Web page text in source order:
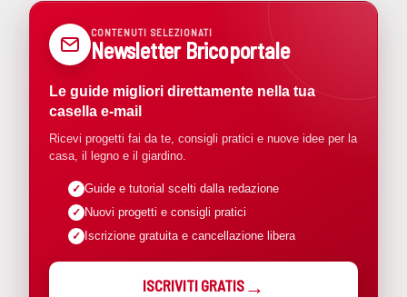
CONTENUTI SELEZIONATI
Newsletter Bricoportale
Le guide migliori direttamente nella tua
casella e-mail
Ricevi progetti fai da te, consigli pratici e nuove idee per la
casa, il legno e il giardino.
Guide e tutorial scelti dalla redazione
Nuovi progetti e consigli pratici
Iscrizione gratuita e cancellazione libera
ISCRIVITI GRATIS